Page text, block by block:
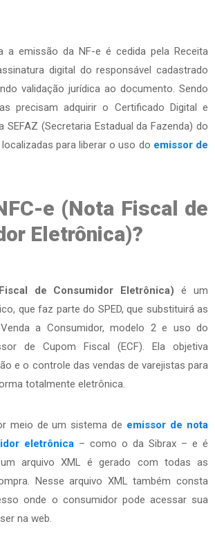
a emissão da NF-e é cedida pela Receita
digital do responsável cadastrado
validação jurídica ao documento. Sendo
precisam adquirir o Certificado Digital e
(Secretaria Estadual da Fazenda) do
para liberar o uso do emissor de
e (Nota Fiscal de
Eletrônica)?
de Consumidor Eletrônica) é um
que faz parte do SPED, que substituirá as
a Consumidor, modelo 2 e uso do
de Cupom Fiscal (ECF). Ela objetiva
e o controle das vendas de varejistas para
totalmente eletrônica.
meio de um sistema de emissor de nota
eletrônica – como o da Sibrax – e é
arquivo XML é gerado com todas as
Nesse arquivo XML também consta
onde o consumidor pode acessar sua
na web.